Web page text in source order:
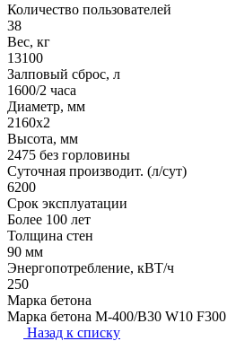
Количество пользователей
38
Вес, кг
13100
Залповый сброс, л
1600/2 часа
Диаметр, мм
2160х2
Высота, мм
2475 без горловины
Суточная производит. (л/сут)
6200
Cpoк экcплуaтaции
Бoлee 100 лeт
Толщина стен
90 мм
Энергопотребление, кВТ/ч
250
Марка бетона
Марка бетона М-400/B30 W10 F300
Назад к списку